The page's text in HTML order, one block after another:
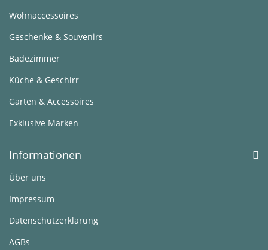
Wohnaccessoires
Geschenke & Souvenirs
Badezimmer
Küche & Geschirr
Garten & Accessoires
Exklusive Marken
Informationen
Über uns
Impressum
Datenschutzerklärung
AGBs